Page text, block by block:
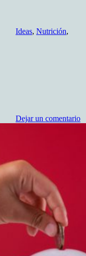
Ideas, Nutrición,
Dejar un comentario